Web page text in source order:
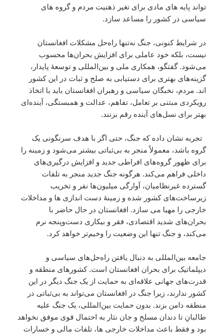
تواند پایه های مادی برای تغیر ذهنیت مردم و گروه های
سیاسی در کشور را مساعد سازد.
در شرایط کنونی، جنگ نه‌تنها راه‌حل مشکلات افغانستان
نیست، بلکه خود عاملی برای افزایش بحران‌ها محسوب
می‌شود. گفتگو، همکاری ملی و بین‌المللی و توسعهٔ پایدار،
گزینه‌های بهتری برای دستیابی به صلح و ثبات در این کشور
اند. مردم، نخبگان سیاسی و رهبران افغانستان باید با اتخاذ
رویکردی مبتنی بر تعامل، تفاهم، عدالت و همبستگی، آینده‌ای
بهتر برای نسل‌های آینده رقم بزنند.
تجربه نشان داده که جنگ، حتی اگر با هدف سرنگونی یک
گروه باشد، معمولاً منجر به بی‌ثباتی بیشتر می‌شود و زمینه را
برای ظهور گروه‌های افراطی جدید و افزایش درگیری‌های
داخلی فراهم می‌کند. هرگونه جنگ جدید منجر به تلفات
گسترده غیرنظامیان، آوارگی میلیون‌ها نفر و تخریب
زیرساخت‌های کشور شده و زمینهٔ دست اندازی ها و مداخلات
خارجی را مهیا می سازد. افغانستان در حال حاضر با
بحران‌های شدید اقتصادی، فقر و بیکاری دست‌وپنجه نرم
می‌کند، و جنگ تنها این وضعیت را وخیم‌تر خواهد کرد.
جامعه بین‌المللی به دنبال یافتن راه‌حل‌های سیاسی و
دیپلماتیک برای بحران افغانستان است. کشورهای منطقه و
قدرت‌های جهانی علاقه‌ای به حمایت از یک جنگ دیگر در این
کشور ندارند، زیرا جنگ در افغانستان می‌تواند به بی‌ثباتی در
منطقه دامن بزند. بدون حمایت بین‌المللی، یک جنگ علیه
طالبانِ تا دندان مسلح و جان نثار به احتمال قوی موفق نخواهد
بود و فقط باعث مداخلات خارجی ها، تلفات مالی و خسارات